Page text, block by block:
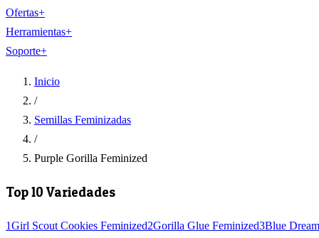
Ofertas+
Herramientas+
Soporte+
Inicio
/
Semillas Feminizadas
/
Purple Gorilla Feminized
Top 10 Variedades
1Girl Scout Cookies Feminized2Gorilla Glue Feminized3Blue Dream